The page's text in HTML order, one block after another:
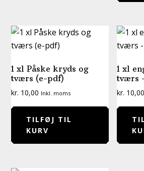
1 xl Påske kryds og
tværs (e-pdf)
kr. 10,00 Inkl. moms
TILFØJ TIL
KURV
1 xl
tværs
kr. 10,00